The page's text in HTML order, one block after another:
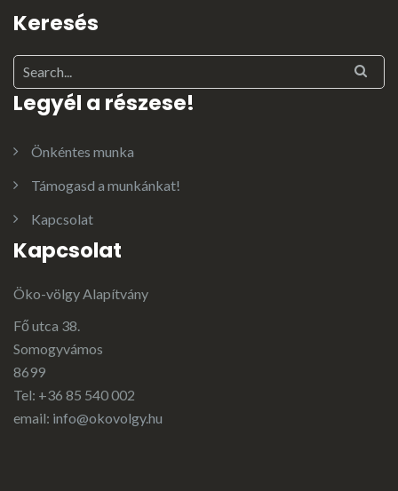
Keresés
Legyél a részese!
Önkéntes munka
Támogasd a munkánkat!
Kapcsolat
Kapcsolat
Öko-völgy Alapítvány
Fő utca 38.
Somogyvámos
8699
Tel: +36 85 540 002
email: info@okovolgy.hu